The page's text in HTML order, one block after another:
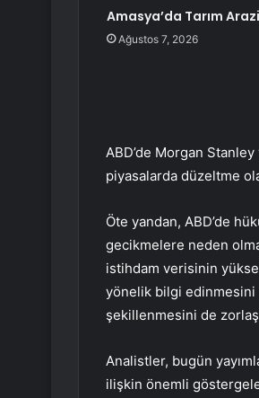
Amasya’da Tarım
Ağustos 7, 2026
ABD’de Morgan
piyasalarda düzeltme
Öte yandan, ABD’de
gecikmelere neden
istihdam verisinin
yönelik bilgi edinmesini
şekillenmesini de
Analistler, bugün
ilişkin önemli